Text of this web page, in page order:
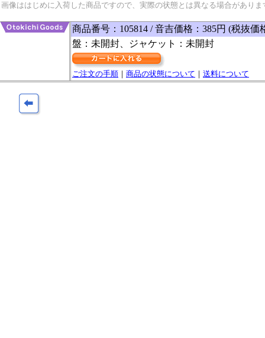
画像ははじめに入荷した商品ですので、実際の状態とは異なる場合があり
商品番号：105814 / 音吉価格：385円 (税抜価
盤：未開封、ジャケット：未開封
ご注文の手順 ｜ 商品の状態について ｜ 送料について